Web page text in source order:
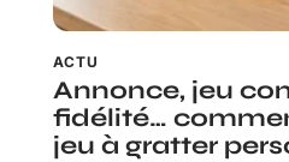
ACTU
Annonce, jeu
fidélité…
jeu à gratter